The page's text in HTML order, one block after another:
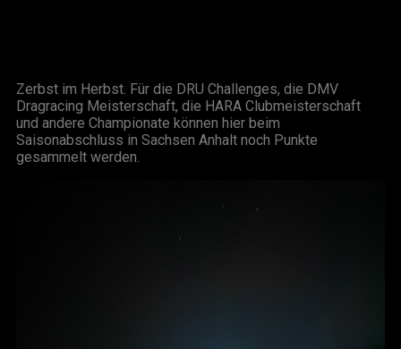
Zerbst im Herbst. Für die DRU Challenges, die DMV
Dragracing Meisterschaft, die HARA Clubmeisterschaft
und andere Championate können hier beim
Saisonabschluss in Sachsen Anhalt noch Punkte
gesammelt werden.